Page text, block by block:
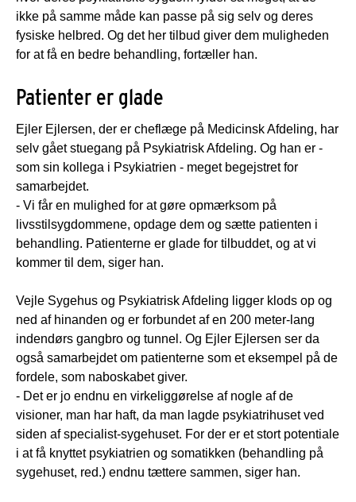
ikke på samme måde kan passe på sig selv og deres
fysiske helbred. Og det her tilbud giver dem muligheden
for at få en bedre behandling, fortæller han.
Patienter er glade
Ejler Ejlersen, der er cheflæge på Medicinsk Afdeling, har
selv gået stuegang på Psykiatrisk Afdeling. Og han er -
som sin kollega i Psykiatrien - meget begejstret for
samarbejdet.
- Vi får en mulighed for at gøre opmærksom på
livsstilsygdommene, opdage dem og sætte patienten i
behandling. Patienterne er glade for tilbuddet, og at vi
kommer til dem, siger han.
Vejle Sygehus og Psykiatrisk Afdeling ligger klods op og
ned af hinanden og er forbundet af en 200 meter-lang
indendørs gangbro og tunnel. Og Ejler Ejlersen ser da
også samarbejdet om patienterne som et eksempel på de
fordele, som naboskabet giver.
- Det er jo endnu en virkeliggørelse af nogle af de
visioner, man har haft, da man lagde psykiatrihuset ved
siden af specialist-sygehuset. For der er et stort potentiale
i at få knyttet psykiatrien og somatikken (behandling på
sygehuset, red.) endnu tættere sammen, siger han.